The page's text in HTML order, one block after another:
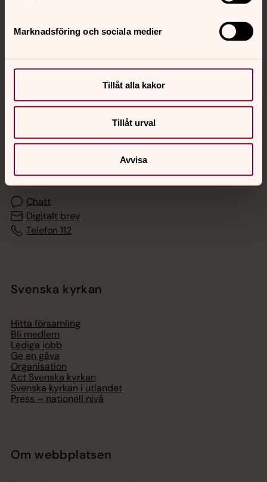
Marknadsföring och sociala medier
Tillåt alla kakor
Tillåt urval
Avvisa
Sociala kanaler
Jourhavande präst
med en präst på kvällar och nätter.
Chatt
Digitalt brev
Telefon 112
Svenska kyrkan
Hitta församling
Bli medlem
Lediga jobb
Ge en gåva
Organisation
Act Svenska kyrkan
Svenska kyrkan i utlandet
Press – nationell nivå
Om webbplatsen